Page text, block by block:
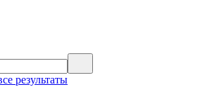
результаты